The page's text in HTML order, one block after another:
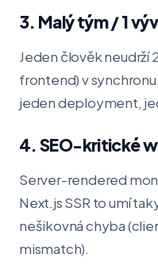
3. Malý tým / 1
Jeden člověk neudrží
frontend) v
jeden deployment,
4. SEO-kritické
Server-rendered
Next.js SSR to umí
nešikovná chyba
mismatch).